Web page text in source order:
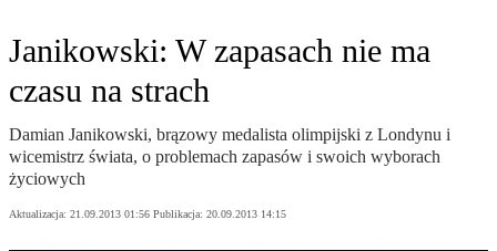
Janikowski: W zapasach nie ma
czasu na strach
Damian Janikowski, brązowy medalista olimpijski z Londynu i
wicemistrz świata, o problemach zapasów i swoich wyborach
życiowych
Aktualizacja: 21.09.2013 01:56 Publikacja: 20.09.2013 14:15